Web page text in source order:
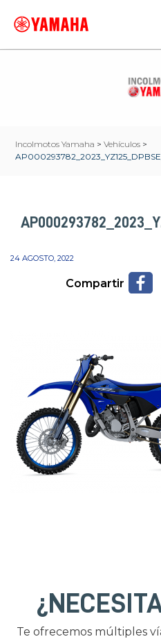
Incolmotos Yamaha > Vehículos >
24 AGOSTO, 2022
Compartir
Te ofrecemos múltiples